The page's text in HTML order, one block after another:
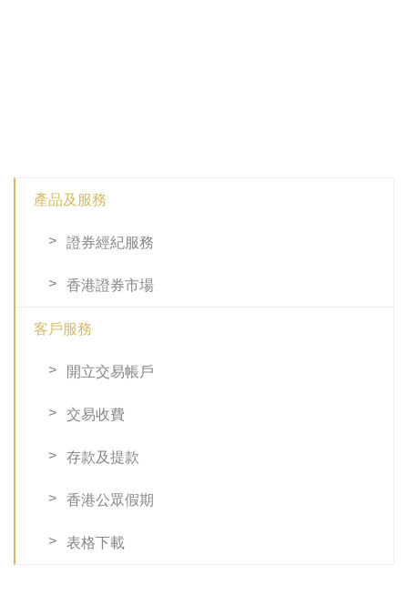
產品及服務
證券經紀服務
香港證券市場
客戶服務
開立交易帳戶
交易收費
存款及提款
香港公眾假期
表格下載